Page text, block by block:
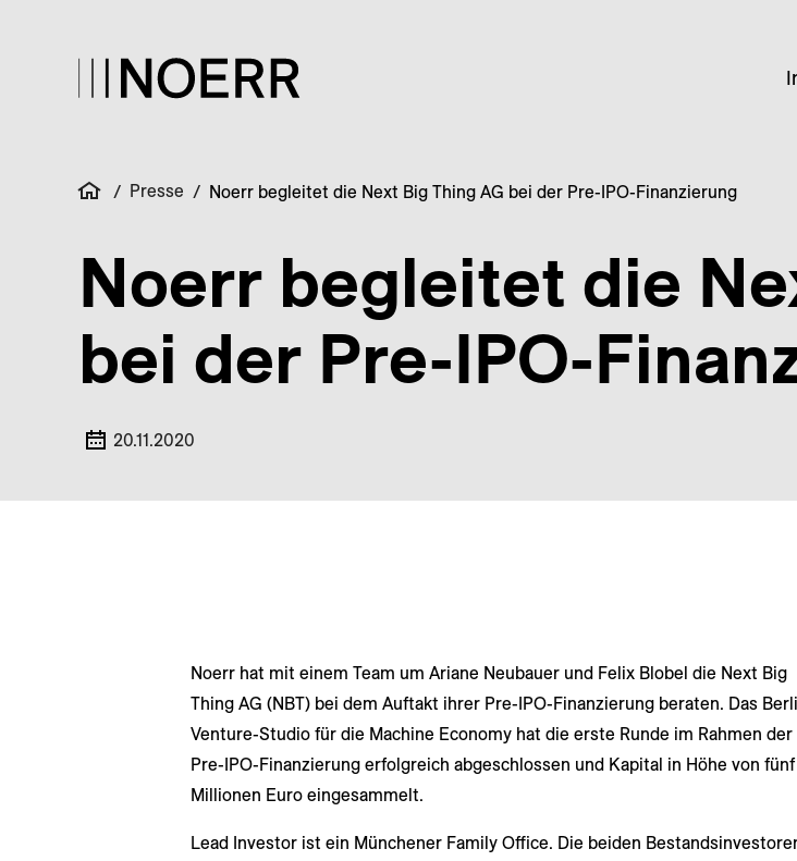
/ Presse / Noerr begleitet die Next Big Thing AG bei der Pre-IPO-Finanzierung
Noerr begleitet die
bei der Pre-IPO-
20.11.2020
Noerr hat mit einem Team um Ariane Neubauer und Felix Blobel die Next Big
Thing AG (NBT) bei dem Auftakt ihrer Pre-IPO-Finanzierung beraten. Das
Venture-Studio für die Machine Economy hat die erste Runde im Rahmen der
Pre-IPO-Finanzierung erfolgreich abgeschlossen und Kapital in Höhe von fünf
Millionen Euro eingesammelt.
Lead Investor ist ein Münchener Family Office. Die beiden